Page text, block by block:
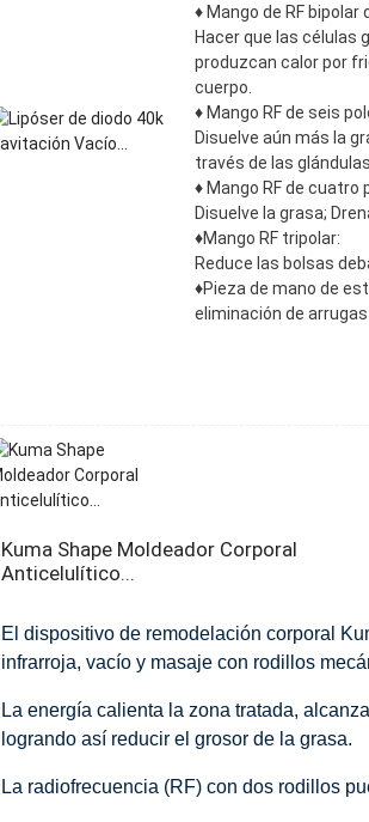
♦ Mango de RF bipolar
Hacer que las células
produzcan calor por
cuerpo.
♦ Mango RF de seis
Disuelve aún más la
través de las
♦ Mango RF de cuatro
Disuelve la grasa;
♦Mango RF tripolar:
Reduce las bolsas
♦Pieza de mano de
eliminación de
Kuma Shape Moldeador Corporal
Anticelulítico...
El dispositivo de remodelación corporal
infrarroja, vacío y masaje con rodillos
La energía calienta la zona tratada,
logrando así reducir el grosor de la grasa.
La radiofrecuencia (RF) con dos rodillos